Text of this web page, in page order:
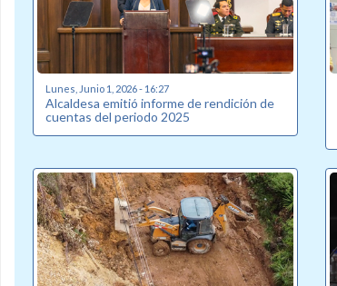
Lunes, Junio 1, 2026 - 16:27
Alcaldesa emitió informe de rendición de
cuentas del periodo 2025